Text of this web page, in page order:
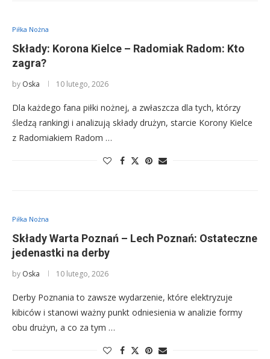
Piłka Nożna
Składy: Korona Kielce – Radomiak Radom: Kto
zagra?
by Oska 10 lutego, 2026
Dla każdego fana piłki nożnej, a zwłaszcza dla tych, którzy
śledzą rankingi i analizują składy drużyn, starcie Korony Kielce
z Radomiakiem Radom …
Piłka Nożna
Składy Warta Poznań – Lech Poznań: Ostateczne
jedenastki na derby
by Oska 10 lutego, 2026
Derby Poznania to zawsze wydarzenie, które elektryzuje
kibiców i stanowi ważny punkt odniesienia w analizie formy
obu drużyn, a co za tym …